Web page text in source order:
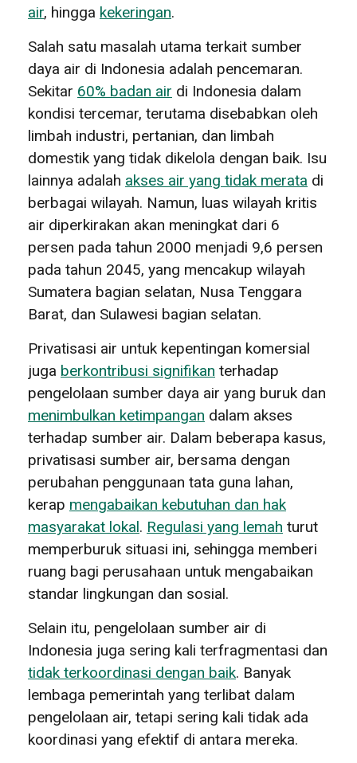
air, hingga kekeringan.
Salah satu masalah utama terkait sumber
daya air di Indonesia adalah pencemaran.
Sekitar 60% badan air di Indonesia dalam
kondisi tercemar, terutama disebabkan oleh
limbah industri, pertanian, dan limbah
domestik yang tidak dikelola dengan baik. Isu
lainnya adalah akses air yang tidak merata di
berbagai wilayah. Namun, luas wilayah kritis
air diperkirakan akan meningkat dari 6
persen pada tahun 2000 menjadi 9,6 persen
pada tahun 2045, yang mencakup wilayah
Sumatera bagian selatan, Nusa Tenggara
Barat, dan Sulawesi bagian selatan.
Privatisasi air untuk kepentingan komersial
juga berkontribusi signifikan terhadap
pengelolaan sumber daya air yang buruk dan
menimbulkan ketimpangan dalam akses
terhadap sumber air. Dalam beberapa kasus,
privatisasi sumber air, bersama dengan
perubahan penggunaan tata guna lahan,
kerap mengabaikan kebutuhan dan hak
masyarakat lokal. Regulasi yang lemah turut
memperburuk situasi ini, sehingga memberi
ruang bagi perusahaan untuk mengabaikan
standar lingkungan dan sosial.
Selain itu, pengelolaan sumber air di
Indonesia juga sering kali terfragmentasi dan
tidak terkoordinasi dengan baik. Banyak
lembaga pemerintah yang terlibat dalam
pengelolaan air, tetapi sering kali tidak ada
koordinasi yang efektif di antara mereka.